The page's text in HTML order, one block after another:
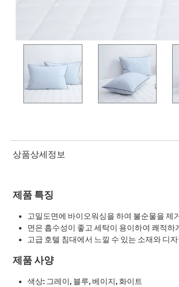
상품상세정보
제품 특징
고밀도면에 바이오워싱을 하여 불순물을
면은 흡수성이 좋고 세탁이 용이하여 쾌적하
고급 호텔 침대에서 느낄 수 있는 소재와 디
제품 사양
색상: 그레이, 블루, 베이지, 화이트